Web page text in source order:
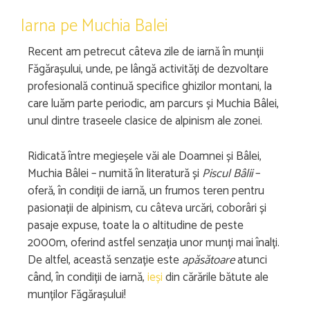
Iarna pe Muchia Balei
Recent am petrecut câteva zile de iarnă în munții
Făgărașului, unde, pe lângă activități de dezvoltare
profesională continuă specifice ghizilor montani, la
care luăm parte periodic, am parcurs și Muchia Bâlei,
unul dintre traseele clasice de alpinism ale zonei.
Ridicată între megieșele văi ale Doamnei și Bâlei,
Muchia Bâlei – numită în literatură și Piscul Bâlii–
oferă, în condiții de iarnă, un frumos teren pentru
pasionații de alpinism, cu câteva urcări, coborâri și
pasaje expuse, toate la o altitudine de peste
2000m, oferind astfel senzația unor munți mai înalți.
De altfel, această senzație esteapăsătoareatunci
când, în condiții de iarnă,ieșidin cărările bătute ale
munților Făgărașului!